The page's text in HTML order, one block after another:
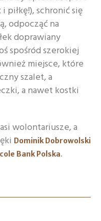
piłkę!), schronić się
odpocząć na
doprawiany
spośród szerokiej
miejsce, które
szalet, a
a nawet kostki
wolontariusze, a
Dominik Dobrowolski
Bank Polska.